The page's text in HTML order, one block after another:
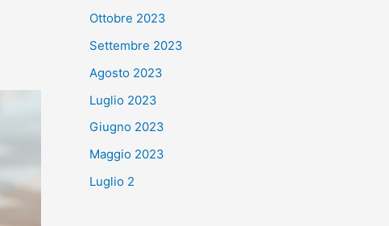
Ottobre 2023
Settembre 2023
Agosto 2023
Luglio 2023
Giugno 2023
Maggio 2023
Luglio 2